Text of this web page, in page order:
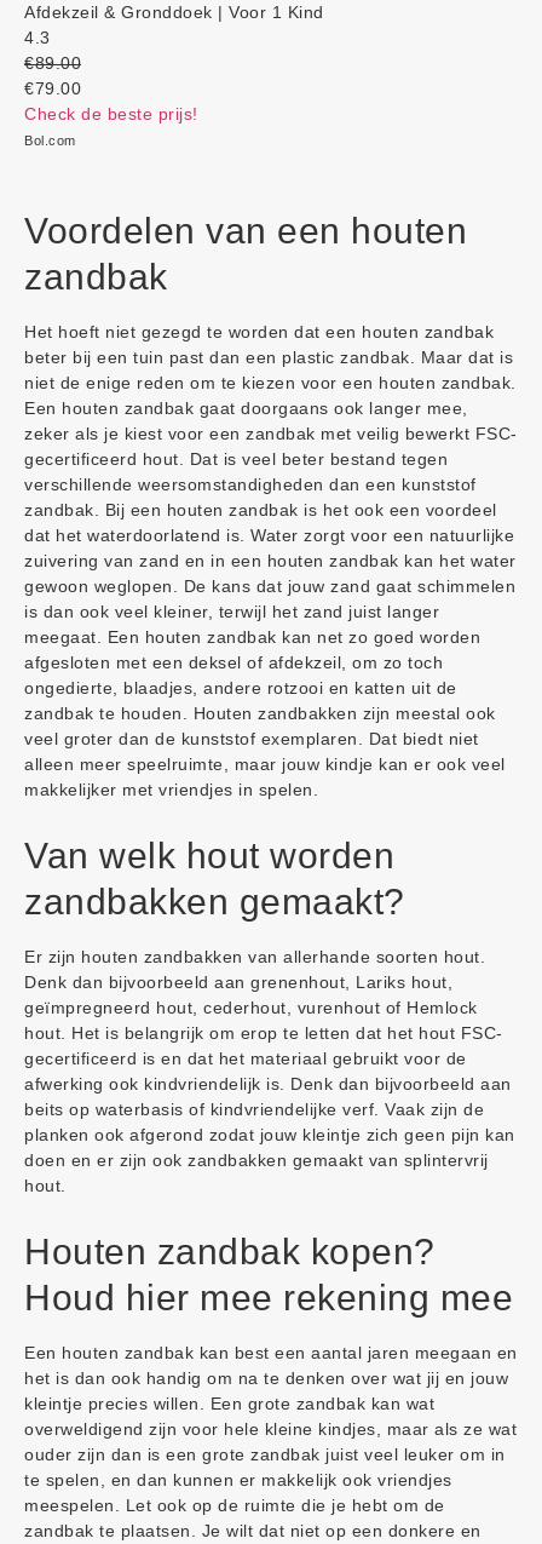
Afdekzeil & Gronddoek | Voor 1 Kind
4.3
€89.00
€79.00
Check de beste prijs!
Bol.com
Voordelen van een houten
zandbak
Het hoeft niet gezegd te worden dat een houten zandbak
beter bij een tuin past dan een plastic zandbak. Maar dat is
niet de enige reden om te kiezen voor een houten zandbak.
Een houten zandbak gaat doorgaans ook langer mee,
zeker als je kiest voor een zandbak met veilig bewerkt FSC-
gecertificeerd hout. Dat is veel beter bestand tegen
verschillende weersomstandigheden dan een kunststof
zandbak. Bij een houten zandbak is het ook een voordeel
dat het waterdoorlatend is. Water zorgt voor een natuurlijke
zuivering van zand en in een houten zandbak kan het water
gewoon weglopen. De kans dat jouw zand gaat schimmelen
is dan ook veel kleiner, terwijl het zand juist langer
meegaat. Een houten zandbak kan net zo goed worden
afgesloten met een deksel of afdekzeil, om zo toch
ongedierte, blaadjes, andere rotzooi en katten uit de
zandbak te houden. Houten zandbakken zijn meestal ook
veel groter dan de kunststof exemplaren. Dat biedt niet
alleen meer speelruimte, maar jouw kindje kan er ook veel
makkelijker met vriendjes in spelen.
Van welk hout worden
zandbakken gemaakt?
Er zijn houten zandbakken van allerhande soorten hout.
Denk dan bijvoorbeeld aan grenenhout, Lariks hout,
geïmpregneerd hout, cederhout, vurenhout of Hemlock
hout. Het is belangrijk om erop te letten dat het hout FSC-
gecertificeerd is en dat het materiaal gebruikt voor de
afwerking ook kindvriendelijk is. Denk dan bijvoorbeeld aan
beits op waterbasis of kindvriendelijke verf. Vaak zijn de
planken ook afgerond zodat jouw kleintje zich geen pijn kan
doen en er zijn ook zandbakken gemaakt van splintervrij
hout.
Houten zandbak kopen?
Houd hier mee rekening mee
Een houten zandbak kan best een aantal jaren meegaan en
het is dan ook handig om na te denken over wat jij en jouw
kleintje precies willen. Een grote zandbak kan wat
overweldigend zijn voor hele kleine kindjes, maar als ze wat
ouder zijn dan is een grote zandbak juist veel leuker om in
te spelen, en dan kunnen er makkelijk ook vriendjes
meespelen. Let ook op de ruimte die je hebt om de
zandbak te plaatsen. Je wilt dat niet op een donkere en